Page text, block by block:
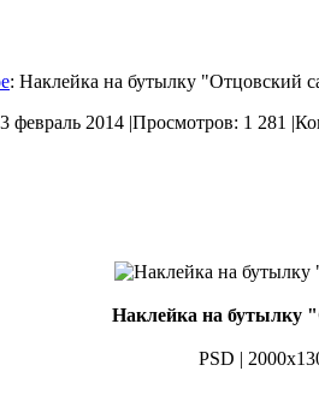
: Наклейка на бутылку "Отцовский
3 февраль 2014 |Просмотров: 1 281 |
Наклейка на бутылку
PSD |